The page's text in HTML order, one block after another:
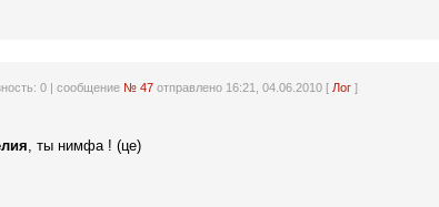
0| сообщение № 47отправлено 16:21, 04.06.2010 [ Лог]
, ты нимфа ! (це)